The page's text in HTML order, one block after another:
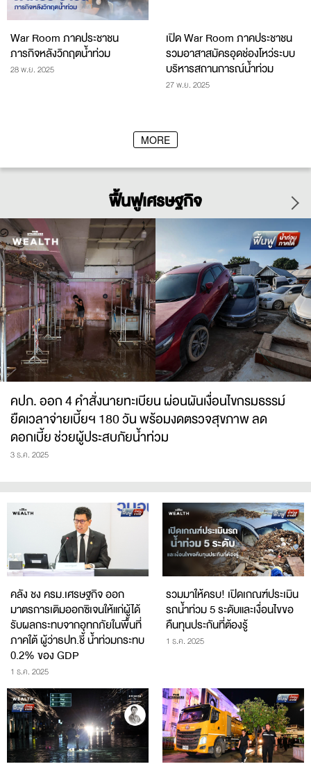
War Room ภาคประชาชน
ภารกิจหลังวิกฤตน้ำท่วม
28 พ.ย. 2025
เปิด War Room ภาคประชาชน
รวมอาสาสมัครอุดช่องโหว่ระบบ
บริหารสถานการณ์น้ำท่วม
27 พ.ย. 2025
MORE
ฟื้นฟูเศรษฐกิจ
คปภ. ออก 4 คำสั่งนายทะเบียน ผ่อนผันเงื่อนไขกรมธรรม์
ยืดเวลาจ่ายเบี้ยฯ 180 วัน พร้อมงดตรวจสุขภาพ ลด
ดอกเบี้ย ช่วยผู้ประสบภัยน้ำท่วม
3 ธ.ค. 2025
คลัง ชง ครม.เศรษฐกิจ ออก
มาตรการเติมออกซิเจนให้แก่ผู้ได้
รับผลกระทบจากอุทกภัยในพื้นที่
ภาคใต้ ผู้ว่าธปท.ชี้ น้ำท่วมกระทบ
0.2% ของ GDP
1 ธ.ค. 2025
รวมมาให้ครบ! เปิดเกณฑ์ประเมิน
รถน้ำท่วม 5 ระดับและเงื่อนไขขอ
คืนทุนประกันที่ต้องรู้
1 ธ.ค. 2025